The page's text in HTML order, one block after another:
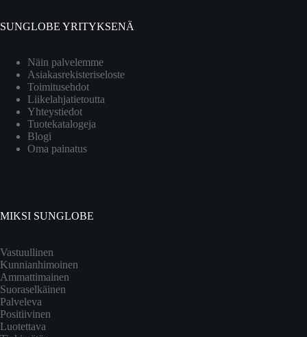
SUNGLOBE YRITYKSENÄ
Näin palvelemme
Asiakasrekisteriseloste
Toimitusehdot
Liikelahjatietoutta
Yhteystiedot
Tuotekatalogeja
Blogi
Oma painatus
MIKSI SUNGLOBE
Vastuullinen
Kunnianhimoinen
Ammattimainen
Suoraselkäinen
Palveleva
Positiivinen
Luotettava